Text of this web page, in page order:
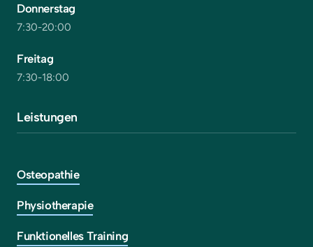
Donnerstag
7:30-20:00
Freitag
7:30-18:00
Leistungen
Osteopathie
Physiotherapie
Funktionelles Training